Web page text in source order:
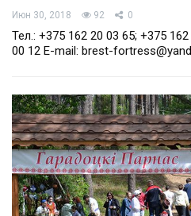
Июн 30, 2018 92 0
Тел.: +375 162 20 03 65; +375
00 12 E-mail: brest-